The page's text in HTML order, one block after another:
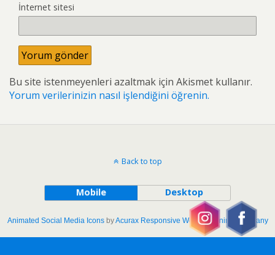
İnternet sitesi
Bu site istenmeyenleri azaltmak için Akismet kullanır.
Yorum verilerinizin nasıl işlendiğini öğrenin.
Back to top
Mobile Desktop
Animated Social Media IconsbyAcurax Responsive Web Designing Company